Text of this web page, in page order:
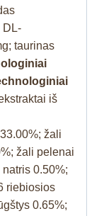
DL-
taurinas
iš
žali
žali pelenai
0.50%;
riebiosios
0.65%;